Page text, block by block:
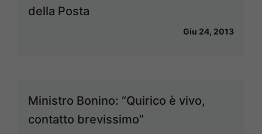
della Posta
Giu 24, 2013
Ministro Bonino: “Quirico è vivo,
contatto brevissimo”